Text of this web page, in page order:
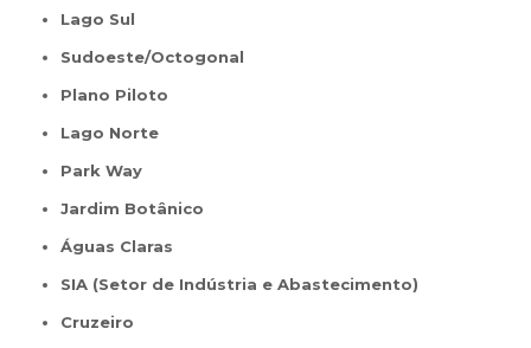
Lago Sul
Sudoeste/Octogonal
Plano Piloto
Lago Norte
Park Way
Jardim Botânico
Águas Claras
SIA (Setor de Indústria e Abastecimento)
Cruzeiro